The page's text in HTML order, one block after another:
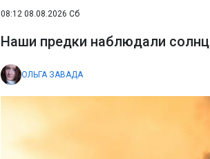
08:12 08.08.2026 Сб
Наши предки наблюдали
ОЛЬГА ЗАВАДА